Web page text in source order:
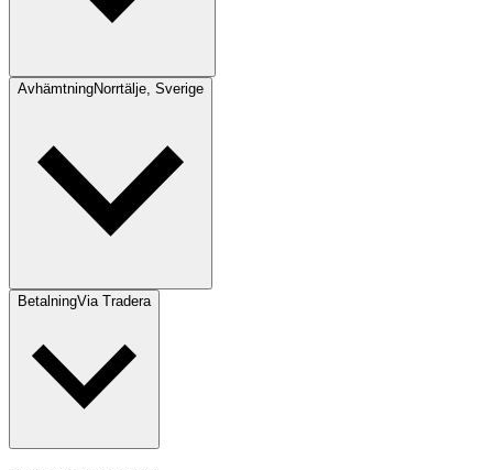
AvhämtningNorrtälje, Sverige
BetalningVia Tradera